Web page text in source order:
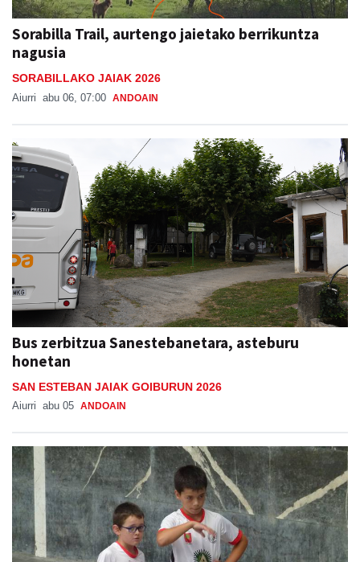
Sorabilla Trail, aurtengo jaietako berrikuntza
nagusia
SORABILLAKO JAIAK 2026
Aiurri abu 06, 07:00 ANDOAIN
Bus zerbitzua Sanestebanetara, asteburu
honetan
SAN ESTEBAN JAIAK GOIBURUN 2026
Aiurri abu 05 ANDOAIN